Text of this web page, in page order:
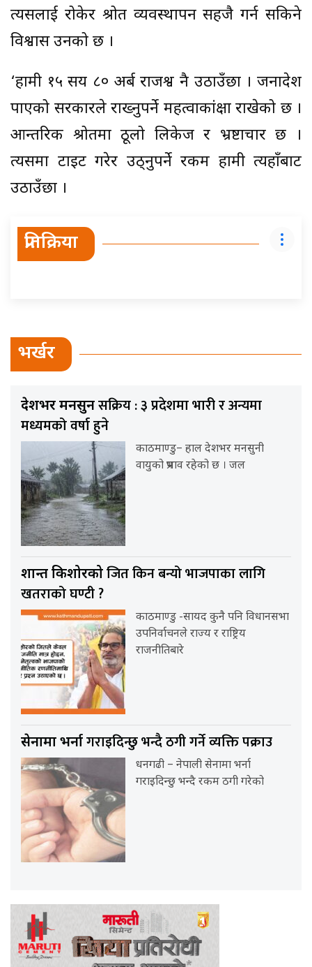
त्यसलाई रोकेर श्रोत व्यवस्थापन सहजै गर्न सकिने
विश्वास उनको छ ।
‘हामी १५ सय ८० अर्ब राजश्व नै उठाउँछौं । जनादेश
पाएको सरकारले राख्नुपर्ने महत्वाकांक्षा राखेको छ ।
आन्तरिक श्रोतमा ठूलो लिकेज र भ्रष्टाचार छ ।
त्यसमा टाइट गरेर उठ्नुपर्ने रकम हामी त्यहाँबाट
उठाउँछौं ।
प्रतिक्रिया
भर्खर
देशभर मनसुनसक्रिय : ३ प्रदेशमा भारी र अन्यमा
मध्यमको वर्षा हुने
काठमाण्डु– हाल देशभर मनसुनी
वायुको प्रभाव रहेको छ । जल
प्रशान्त किशोरकोजित किन बन्यो भाजपाका लागि
खतराको घण्टी ?
काठमाण्डु -सायद कुनै पनि विधानसभा
उपनिर्वाचनले राज्य र राष्ट्रिय
राजनीतिबारे
सेनामा भर्नागराइदिन्छु भन्दै ठगी गर्ने व्यक्ति पक्राउ
धनगढी – नेपाली सेनामा भर्ना
गराइदिन्छु भन्दै रकम ठगी गरेको